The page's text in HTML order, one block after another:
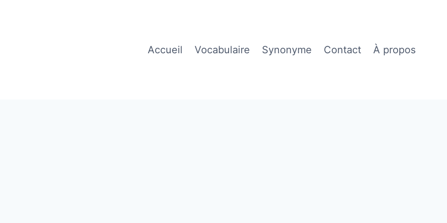
Accueil Vocabulaire Synonyme Contact À propos